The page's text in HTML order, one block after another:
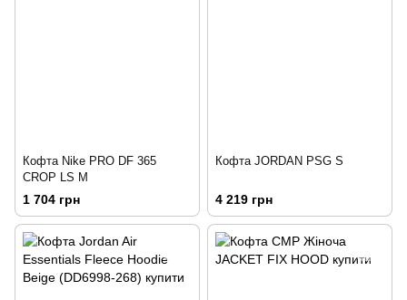
Кофта Nike PRO DF 365
CROP LS M
1 704 грн
Кофта JORDAN PSG S
4 219 грн